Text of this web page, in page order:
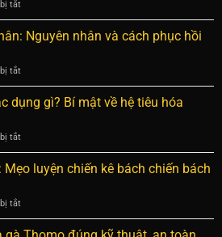
dân
chơi
cựa
chuẩn
xác
hữu
chiến
kê
tắtở
Gà
đá
Bí
quyết
nhận
luyện
chiến
kê
Nguyên nhân và cách phục hồi
tắtở
Gà
đá
bị
chân:
Nguyên
nhân
phục
hồi
dụng gì? Bí mật về hệ tiêu hóa
tắtở
Gà
ăn
tác
dụng
gì?
Mẹo luyện chiến kê bách chiến bách
tắtở
Cách
xổ